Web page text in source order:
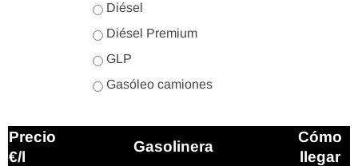
Diésel
Diésel Premium
GLP
Gasóleo camiones
Precio
€/l
Gasolinera
Cómo
llegar